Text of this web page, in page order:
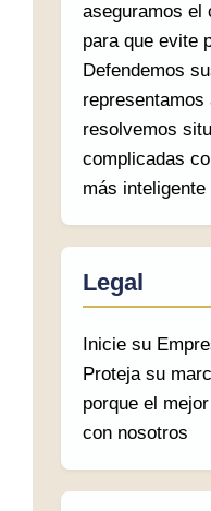
aseguramos el
para que evite
Defendemos
representamos
resolvemos
complicadas
más inteligente
Legal
Inicie su
Proteja su
porque el
con nosotros